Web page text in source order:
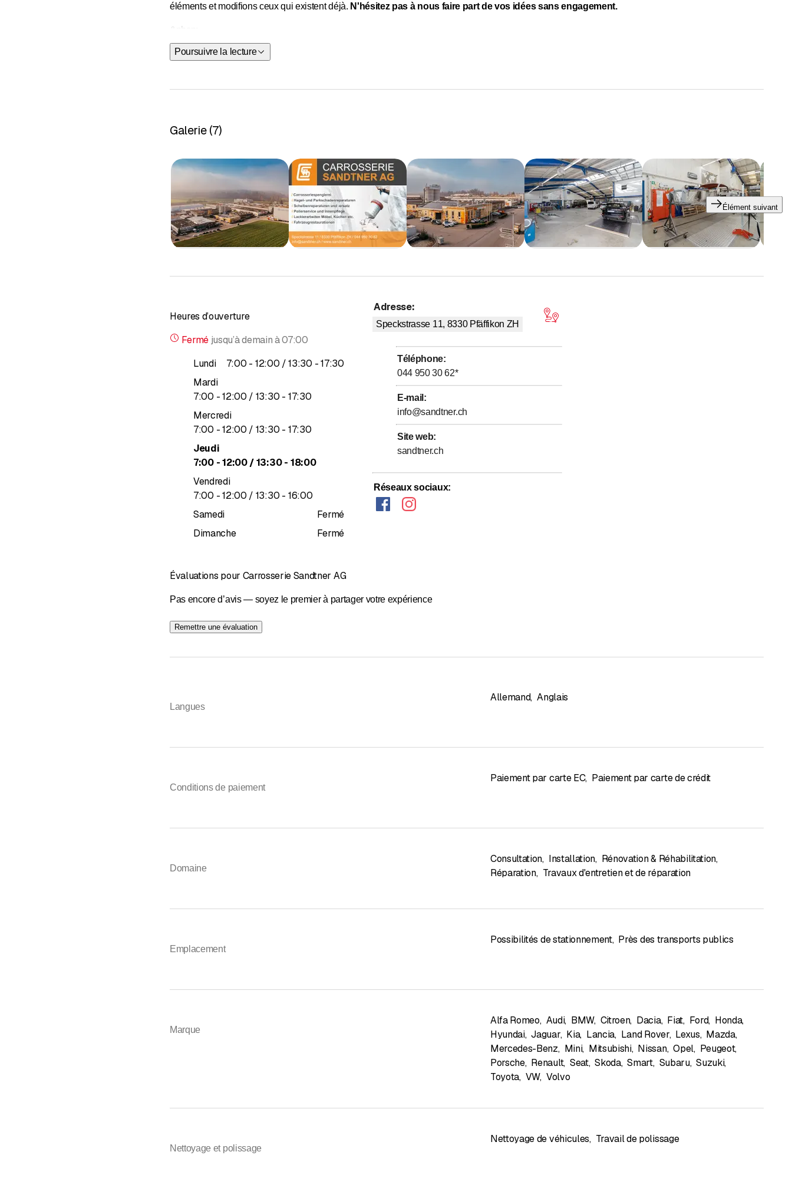
éléments et modifions ceux qui existent déjà. N'hésitez pas à nous faire part de vos idées sans engagement.
&nbsp;
Remplacement et réparation de vitres
Réparation des dommages causés par la grêle et le stationnement
Restauration de véhicules
Poursuivre la lecture
Galerie (7)
Élément suivant
Heures d’ouverture
Fermé jusqu’àdemain à 07:00
Lundi
7:00 - jusqu’à
12:00 / 13:30 - jusqu’à
17:30
Mardi
7:00 - jusqu’à
12:00 / 13:30 - jusqu’à
17:30
Mercredi
7:00 - jusqu’à
12:00 / 13:30 - jusqu’à
17:30
Jeudi
7:00 - jusqu’à
12:00/ 13:30 - jusqu’à
18:00
Vendredi
7:00 - jusqu’à
12:00 / 13:30 - jusqu’à
16:00
Samedi
Fermé
Dimanche
Fermé
Adresse:
Speckstrasse 11, 8330 Pfäffikon ZH
Téléphone:
044 950 30 62*
E-mail :
info@sandtner.ch
Site web:
sandtner.ch
Réseaux sociaux:
Évaluations pour Carrosserie Sandtner AG
Pas encore d’avis — soyez le premier à partager votre expérience
Remettre une évaluation
Langues
Allemand, Anglais
Conditions de paiement
Paiement par carte EC, Paiement par carte de crédit
Domaine
Consultation, Installation, Rénovation & Réhabilitation,
Réparation, Travaux d'entretien et de réparation
Emplacement
Possibilités de stationnement, Près des transports publics
Marque
Alfa Romeo, Audi, BMW, Citroen, Dacia, Fiat, Ford, Honda,
Hyundai, Jaguar, Kia, Lancia, Land Rover, Lexus, Mazda,
Mercedes-Benz, Mini, Mitsubishi, Nissan, Opel, Peugeot,
Porsche, Renault, Seat, Skoda, Smart, Subaru, Suzuki,
Toyota, VW, Volvo
Nettoyage et polissage
Nettoyage de véhicules, Travail de polissage